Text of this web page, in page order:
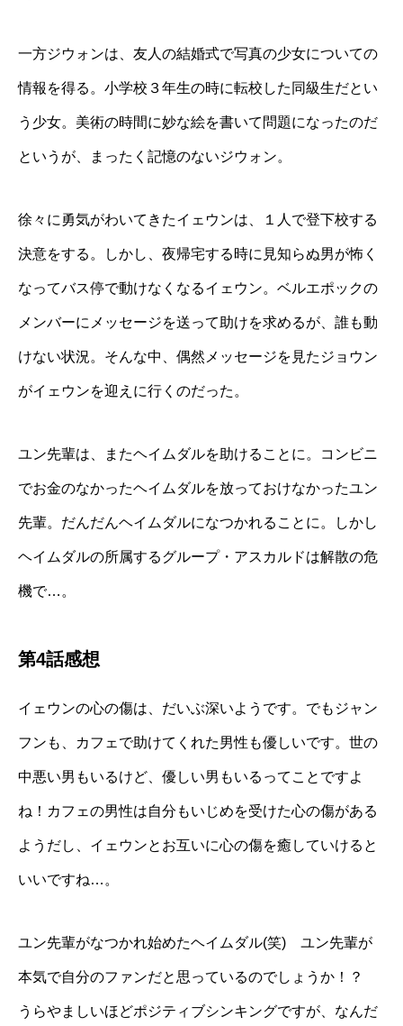
一方ジウォンは、友人の結婚式で写真の少女についての
情報を得る。小学校３年生の時に転校した同級生だとい
う少女。美術の時間に妙な絵を書いて問題になったのだ
というが、まったく記憶のないジウォン。
徐々に勇気がわいてきたイェウンは、１人で登下校する
決意をする。しかし、夜帰宅する時に見知らぬ男が怖く
なってバス停で動けなくなるイェウン。ベルエポックの
メンバーにメッセージを送って助けを求めるが、誰も動
けない状況。そんな中、偶然メッセージを見たジョウン
がイェウンを迎えに行くのだった。
ユン先輩は、またヘイムダルを助けることに。コンビニ
でお金のなかったヘイムダルを放っておけなかったユン
先輩。だんだんヘイムダルになつかれることに。しかし
ヘイムダルの所属するグループ・アスカルドは解散の危
機で…。
第4話感想
イェウンの心の傷は、だいぶ深いようです。でもジャン
フンも、カフェで助けてくれた男性も優しいです。世の
中悪い男もいるけど、優しい男もいるってことですよ
ね！カフェの男性は自分もいじめを受けた心の傷がある
ようだし、イェウンとお互いに心の傷を癒していけると
いいですね…。
ユン先輩がなつかれ始めたヘイムダル(笑) ユン先輩が
本気で自分のファンだと思っているのでしょうか！？
うらやましいほどポジティブシンキングですが、なんだ